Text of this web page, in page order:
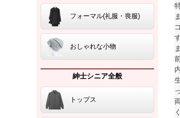
フォーマル(礼服・喪服)
おしゃれな小物
紳士シニア全般
トップス